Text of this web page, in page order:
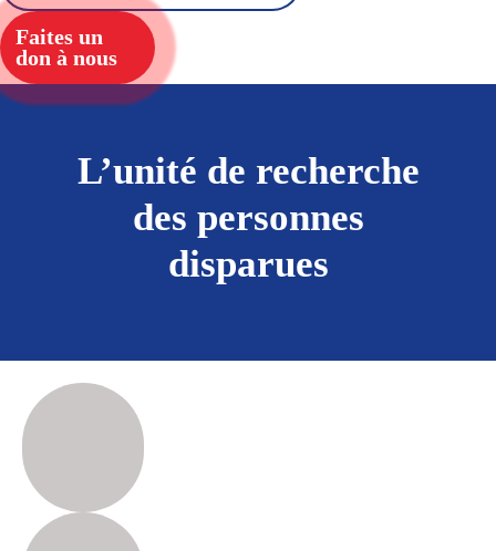
Faites un
don à nous
L’unité de recherche
des personnes
disparues